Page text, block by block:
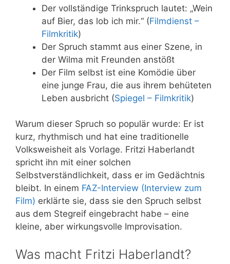
Der vollständige Trinkspruch lautet: „Wein
auf Bier, das lob ich mir.“ (Filmdienst –
Filmkritik)
Der Spruch stammt aus einer Szene, in
der Wilma mit Freunden anstößt
Der Film selbst ist eine Komödie über
eine junge Frau, die aus ihrem behüteten
Leben ausbricht (Spiegel – Filmkritik)
Warum dieser Spruch so populär wurde: Er ist
kurz, rhythmisch und hat eine traditionelle
Volksweisheit als Vorlage. Fritzi Haberlandt
spricht ihn mit einer solchen
Selbstverständlichkeit, dass er im Gedächtnis
bleibt. In einem FAZ-Interview (Interview zum
Film) erklärte sie, dass sie den Spruch selbst
aus dem Stegreif eingebracht habe – eine
kleine, aber wirkungsvolle Improvisation.
Was macht Fritzi Haberlandt?